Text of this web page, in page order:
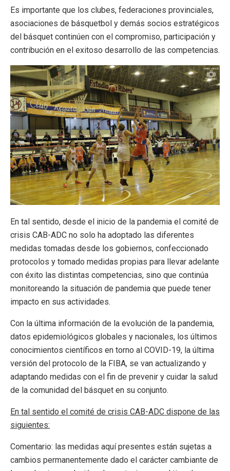
Es importante que los clubes, federaciones provinciales,
asociaciones de básquetbol y demás socios estratégicos
del básquet continúen con el compromiso, participación y
contribución en el exitoso desarrollo de las competencias.
En tal sentido, desde el inicio de la pandemia el comité de
crisis CAB-ADC no solo ha adoptado las diferentes
medidas tomadas desde los gobiernos, confeccionado
protocolos y tomado medidas propias para llevar adelante
con éxito las distintas competencias, sino que continúa
monitoreando la situación de pandemia que puede tener
impacto en sus actividades.
Con la última información de la evolución de la pandemia,
datos epidemiológicos globales y nacionales, los últimos
conocimientos científicos en torno al COVID-19, la última
versión del protocolo de la FIBA, se van actualizando y
adaptando medidas con el fin de prevenir y cuidar la salud
de la comunidad del básquet en su conjunto.
En tal sentido el comité de crisis CAB-ADC dispone de las
siguientes:
Comentario: las medidas aquí presentes están sujetas a
cambios permanentemente dado el carácter cambiante de